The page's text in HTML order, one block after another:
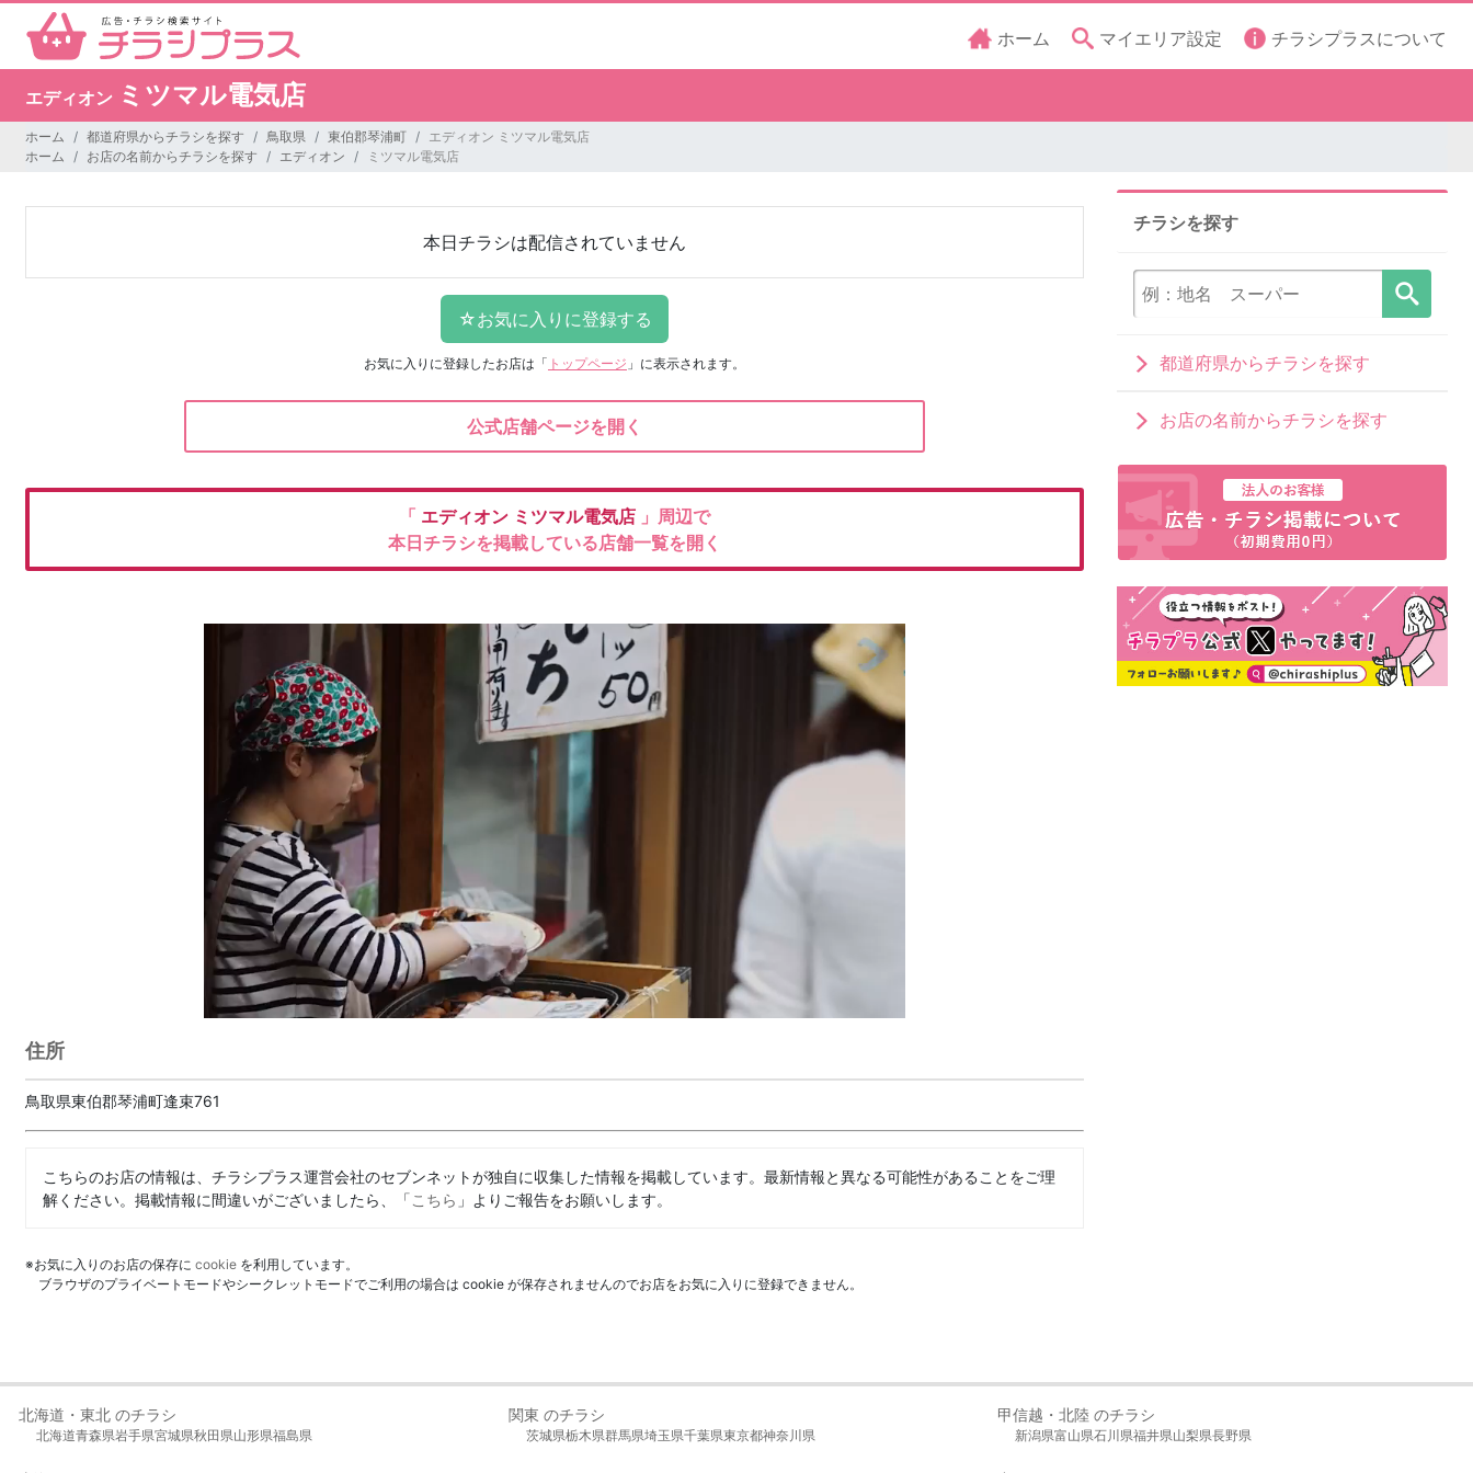
ホーム マイエリア設定 チラシプラスについて
エディオン ミツマル電気店
ホーム 都道府県からチラシを探す 鳥取県 東伯郡琴浦町
エディオン ミツマル電気店
ホーム
お店の名前からチラシを探す エディオン ミツマル電気店
本日チラシは配信されていません
お気に入りに登録したお店は 「 トップページ 」に表示されます。
公式店舗ページを開く
「 エディオン ミツマル電気店 」周辺で
本日チラシを掲載している店舗一覧を開く
住所
鳥取県東伯郡琴浦町逢束761
こちらのお店の情報は、チラシプラス運営会社のセブンネットが独自に収集した情報を掲載しています。最新情報と異なる可能性があることをご理
解ください。掲載情報に間違いがございましたら、「こちら 」よりご報告をお願いします。
※お気に入りのお店の保存に cookie を利用しています。
ブラウザのプライベートモードやシークレットモードでご利用の場合は cookie が保存されませんのでお店をお気に入りに登録できません。
チラシを探す
都道府県からチラシを探す
お店の名前からチラシを探す
北海道・東北 のチラシ
北海道青森県岩手県宮城県秋田県山形県福島県
関東 のチラシ
茨城県栃木県群馬県埼玉県千葉県東京都神奈川県
甲信越・北陸 のチラシ
新潟県富山県石川県福井県山梨県長野県